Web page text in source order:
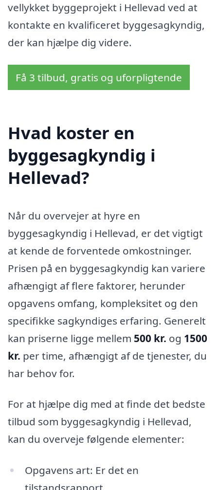
vellykket byggeprojekt i Hellevad ved at
kontakte en kvalificeret byggesagkyndig,
der kan hjælpe dig videre.
Få 3 tilbud, gratis og uforpligtende
Hvad koster en
byggesagkyndig i
Hellevad?
Når du overvejer at hyre en
byggesagkyndig i Hellevad, er det vigtigt
at kende de forventede omkostninger.
Prisen på en byggesagkyndig kan variere
afhængigt af flere faktorer, herunder
opgavens omfang, kompleksitet og den
specifikke sagkyndiges erfaring. Generelt
kan priserne ligge mellem 500 kr. og 1500
kr. per time, afhængigt af de tjenester, du
har behov for.
For at hjælpe dig med at finde det bedste
tilbud som byggesagkyndig i Hellevad,
kan du overveje følgende elementer:
Opgavens art: Er det en